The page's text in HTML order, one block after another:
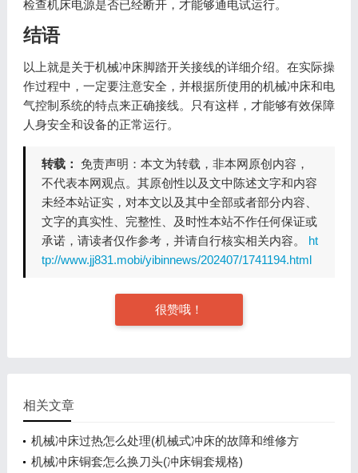
检查机床电源是否已经断开，才能够通电试运行。
结语
以上就是关于机械冲床脚踏开关接线的详细介绍。在实际操
作过程中，一定要注意安全，并根据所使用的机械冲床和电
气控制系统的特点来正确接线。只有这样，才能够有效保障
人身安全和设备的正常运行。
转载： 免责声明：本文为转载，非本网原创内容，
不代表本网观点。其原创性以及文中陈述文字和内容
未经本站证实，对本文以及其中全部或者部分内容、
文字的真实性、完整性、及时性本站不作任何保证或
承诺，请读者仅作参考，并请自行核实相关内容。 ht
tp://www.jj831.mobi/yibinnews/202407/1741194.html
很赞哦！
相关文章
机械冲床过热怎么处理(机械式冲床的故障和维修方
法)
机械冲床铜套怎么换刀头(冲床铜套规格)